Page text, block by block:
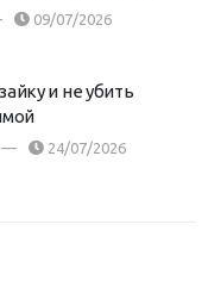
09/07/2026
и не убить
24/07/2026